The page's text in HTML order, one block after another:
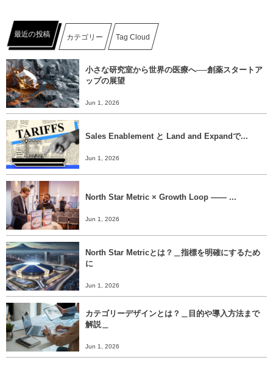
最近の投稿 カテゴリー Tag Cloud
小さな研究室から世界の医療へ──創薬スタートア
ップの展望
Jun 1, 2026
Sales Enablement と Land and Expandで...
Jun 1, 2026
North Star Metric × Growth Loop ―― ...
Jun 1, 2026
North Star Metricとは？＿指標を明確にするため
に
Jun 1, 2026
カテゴリーデザインとは？＿目的や導入方法まで
解説＿
Jun 1, 2026